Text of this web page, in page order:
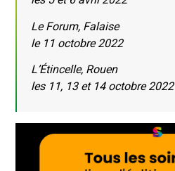
Le Forum, Falaise
le 11 octobre 2022
L’Étincelle, Rouen
les 11, 13 et 14 octobre 2022